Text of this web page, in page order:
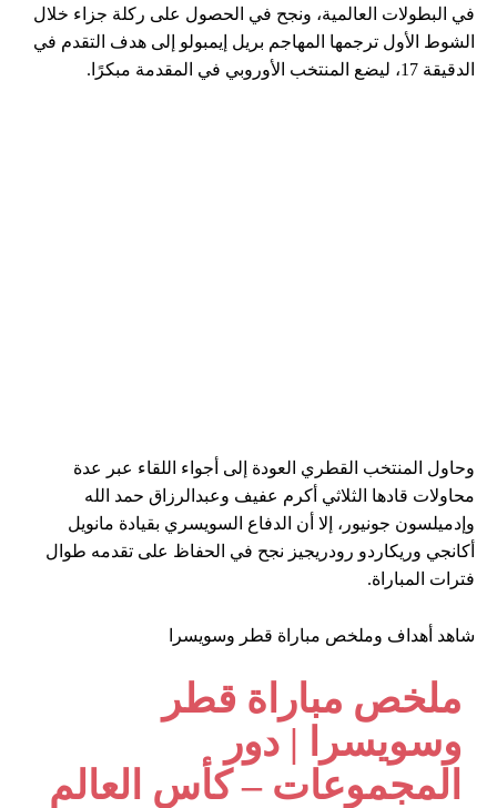
في البطولات العالمية، ونجح في الحصول على ركلة جزاء خلال
الشوط الأول ترجمها المهاجم بريل إيمبولو إلى هدف التقدم في
الدقيقة 17، ليضع المنتخب الأوروبي في المقدمة مبكرًا.
وحاول المنتخب القطري العودة إلى أجواء اللقاء عبر عدة
محاولات قادها الثلاثي أكرم عفيف وعبدالرزاق حمد الله
وإدميلسون جونيور، إلا أن الدفاع السويسري بقيادة مانويل
أكانجي وريكاردو رودريجيز نجح في الحفاظ على تقدمه طوال
فترات المباراة.
شاهد أهداف وملخص مباراة قطر وسويسرا
ملخص مباراة قطر
وسويسرا | دور
المجموعات – كأس العالم